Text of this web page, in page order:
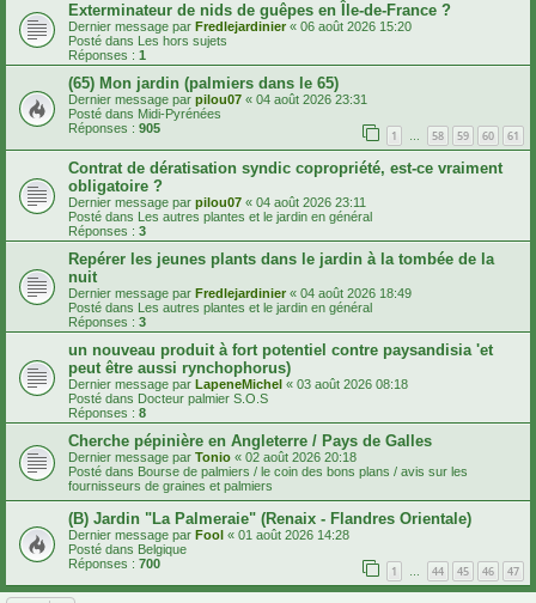
Exterminateur de nids de guêpes en Île-de-France ?
Dernier message par Fredlejardinier« 06 août 2026 15:20
Posté dans
Les hors sujets
Réponses : 1
(65) Mon jardin (palmiers dans le 65)
Dernier message par pilou07 « 04 août 2026 23:31
Posté dans Midi-Pyrénées
Réponses : 905 1 … 58 59 60 61
Contrat de dératisation syndic copropriété, est-ce vraiment
obligatoire ?
Dernier message par pilou07 « 04 août 2026 23:11
Posté dans Les autres plantes et le jardin en général
Réponses : 3
Repérer les jeunes plants dans le jardin à la tombée de la
nuit
Dernier message par Fredlejardinier « 04 août 2026 18:49
Posté dans Les autres plantes et le jardin en général
Réponses : 3
un nouveau produit à fort potentiel contre paysandisia 'et
peut être aussi rynchophorus)
Dernier message par LapeneMichel « 03 août 2026 08:18
Posté dans Docteur palmier S.O.S
Réponses : 8
Cherche pépinière en Angleterre / Pays de Galles
Dernier message par Tonio « 02 août 2026 20:18
Posté dans Bourse de palmiers / le coin des bons plans / avis sur les
fournisseurs de graines et palmiers
(B) Jardin "La Palmeraie" (Renaix - Flandres Orientale)
Dernier message par Fool « 01 août 2026 14:28
Posté dans Belgique
Réponses : 700 1 44 45 46 47